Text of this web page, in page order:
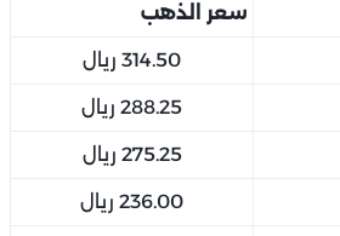
سعر الذهب
314.50 ريال
288.25 ريال
275.25 ريال
236.00 ريال